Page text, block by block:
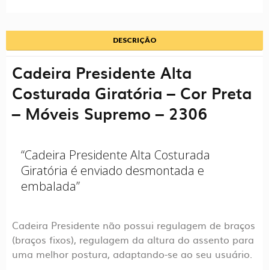
DESCRIÇÃO
Cadeira Presidente Alta
Costurada Giratória – Cor Preta
– Móveis Supremo – 2306
“Cadeira Presidente Alta Costurada
Giratória é enviado desmontada e
embalada”
Cadeira Presidente não possui regulagem de braços
(braços fixos), regulagem da altura do assento para
uma melhor postura, adaptando-se ao seu usuário.